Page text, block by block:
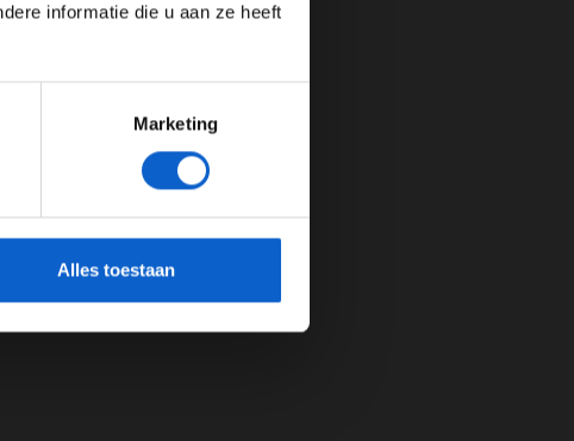
informatie die u aan ze heeft
Marketing
Alles toestaan
bescherming.